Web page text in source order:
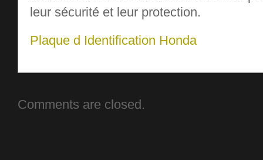
leur sécurité et leur protection.
Plaque d Identification Honda
Comments are closed.